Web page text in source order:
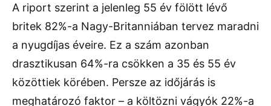
A riport szerint a jelenleg 55 év fölött lévő
britek 82%-a Nagy-Britanniában tervez maradni
a nyugdíjas éveire. Ez a szám azonban
drasztikusan 64%-ra csökken a 35 és 55 év
közöttiek körében. Persze az időjárás is
meghatározó faktor – a költözni vágyók 22%-a